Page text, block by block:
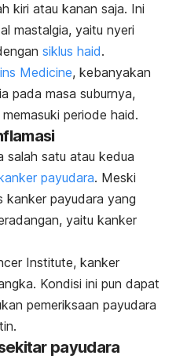
kiri atau kanan saja. Ini
mastalgia, yaitu nyeri
siklus haid.
Medicine, kebanyakan
pada masa suburnya,
periode haid.
salah satu atau kedua
payudara. Meski
kanker payudara yang
yaitu kanker
Institute, kanker
Kondisi ini pun dapat
pemeriksaan payudara
payudara